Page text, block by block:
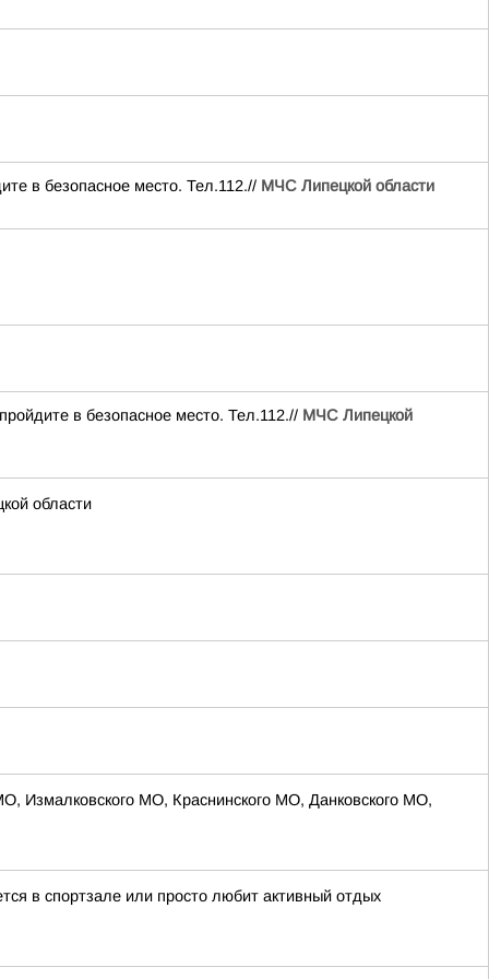
в безопасное место. Тел.112.// МЧС Липецкой области
в безопасное место. Тел.112.// МЧС Липецкой
области
Измалковского МО, Краснинского МО, Данковского МО,
в спортзале или просто любит активный отдых